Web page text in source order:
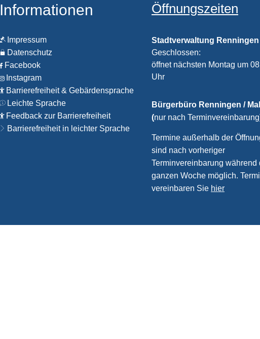
Informationen
Impressum
Datenschutz
Facebook
Instagram
Barrierefreiheit & Gebärdensprache
Leichte Sprache
Feedback zur Barrierefreiheit
Barrierefreiheit in leichter Sprache
Öffnungszeiten
Stadtverwaltung Renningen
Klicken, um weitere
Geschlossen:
öffnet nächsten Montag um
Uhr
Bürgerbüro Renningen /
(nur nach
Termine außerhalb der
sind nach vorheriger
Terminvereinbarung während
ganzen Woche möglich.
vereinbaren Sie hier